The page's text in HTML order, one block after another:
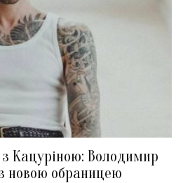
з Кацуріною: Володимир
новою обраницею